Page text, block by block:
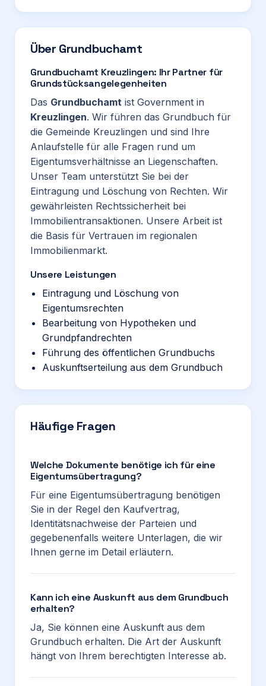
Über Grundbuchamt
Grundbuchamt Kreuzlingen: Ihr Partner für
Grundstücksangelegenheiten
Das Grundbuchamt ist Government in
Kreuzlingen. Wir führen das Grundbuch für
die Gemeinde Kreuzlingen und sind Ihre
Anlaufstelle für alle Fragen rund um
Eigentumsverhältnisse an Liegenschaften.
Unser Team unterstützt Sie bei der
Eintragung und Löschung von Rechten. Wir
gewährleisten Rechtssicherheit bei
Immobilientransaktionen. Unsere Arbeit ist
die Basis für Vertrauen im regionalen
Immobilienmarkt.
Unsere Leistungen
Eintragung und Löschung von
Eigentumsrechten
Bearbeitung von Hypotheken und
Grundpfandrechten
Führung des öffentlichen Grundbuchs
Auskunftserteilung aus dem Grundbuch
Häufige Fragen
Welche Dokumente benötige ich für eine
Eigentumsübertragung?
Für eine Eigentumsübertragung benötigen
Sie in der Regel den Kaufvertrag,
Identitätsnachweise der Parteien und
gegebenenfalls weitere Unterlagen, die wir
Ihnen gerne im Detail erläutern.
Kann ich eine Auskunft aus dem Grundbuch
erhalten?
Ja, Sie können eine Auskunft aus dem
Grundbuch erhalten. Die Art der Auskunft
hängt von Ihrem berechtigten Interesse ab.